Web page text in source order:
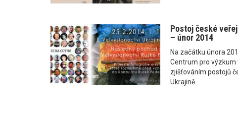
Postoj české
– únor 2014
Na začátku února
Centrum pro výzkum
zjišťováním postojů
Ukrajině.